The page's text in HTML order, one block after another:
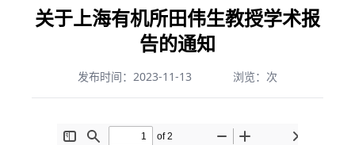
关于上海有机所田伟生教授学术报
告的通知
发布时间：2023-11-13 浏览： 次